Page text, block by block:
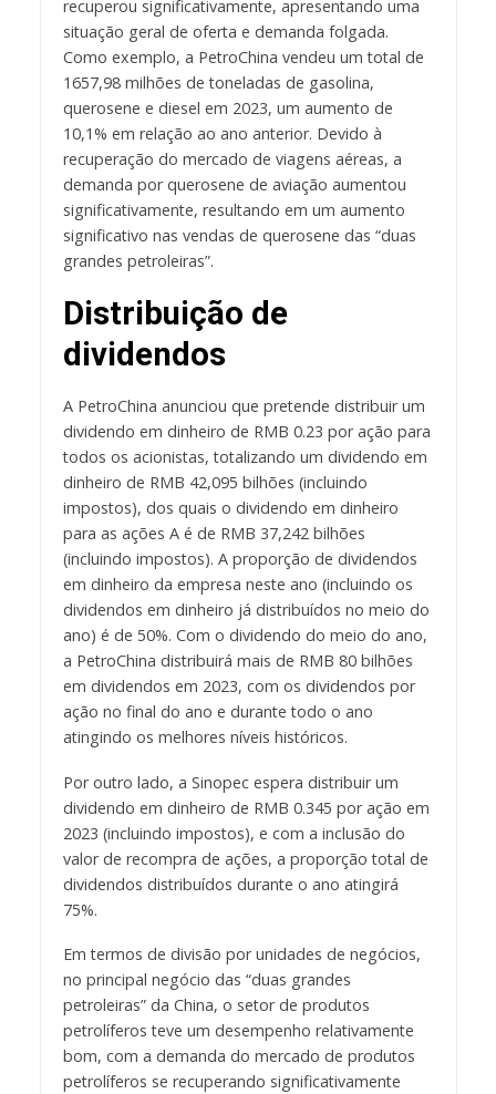
recuperou significativamente, apresentando uma
situação geral de oferta e demanda folgada.
Como exemplo, a PetroChina vendeu um total de
1657,98 milhões de toneladas de gasolina,
querosene e diesel em 2023, um aumento de
10,1% em relação ao ano anterior. Devido à
recuperação do mercado de viagens aéreas, a
demanda por querosene de aviação aumentou
significativamente, resultando em um aumento
significativo nas vendas de querosene das “duas
grandes petroleiras”.
Distribuição de
dividendos
A PetroChina anunciou que pretende distribuir um
dividendo em dinheiro de RMB 0.23 por ação para
todos os acionistas, totalizando um dividendo em
dinheiro de RMB 42,095 bilhões (incluindo
impostos), dos quais o dividendo em dinheiro
para as ações A é de RMB 37,242 bilhões
(incluindo impostos). A proporção de dividendos
em dinheiro da empresa neste ano (incluindo os
dividendos em dinheiro já distribuídos no meio do
ano) é de 50%. Com o dividendo do meio do ano,
a PetroChina distribuirá mais de RMB 80 bilhões
em dividendos em 2023, com os dividendos por
ação no final do ano e durante todo o ano
atingindo os melhores níveis históricos.
Por outro lado, a Sinopec espera distribuir um
dividendo em dinheiro de RMB 0.345 por ação em
2023 (incluindo impostos), e com a inclusão do
valor de recompra de ações, a proporção total de
dividendos distribuídos durante o ano atingirá
75%.
Em termos de divisão por unidades de negócios,
no principal negócio das “duas grandes
petroleiras” da China, o setor de produtos
petrolíferos teve um desempenho relativamente
bom, com a demanda do mercado de produtos
petrolíferos se recuperando significativamente